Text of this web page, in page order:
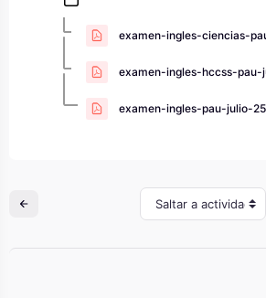
examen-ingles-ciencias-
examen-ingles-hccss-pau-
examen-ingles-pau-julio-
Saltar a actividad